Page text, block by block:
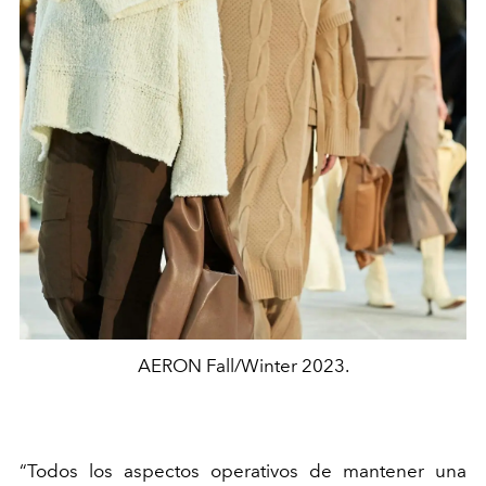
AERON Fall/Winter 2023.
“Todos los aspectos operativos de mantener una